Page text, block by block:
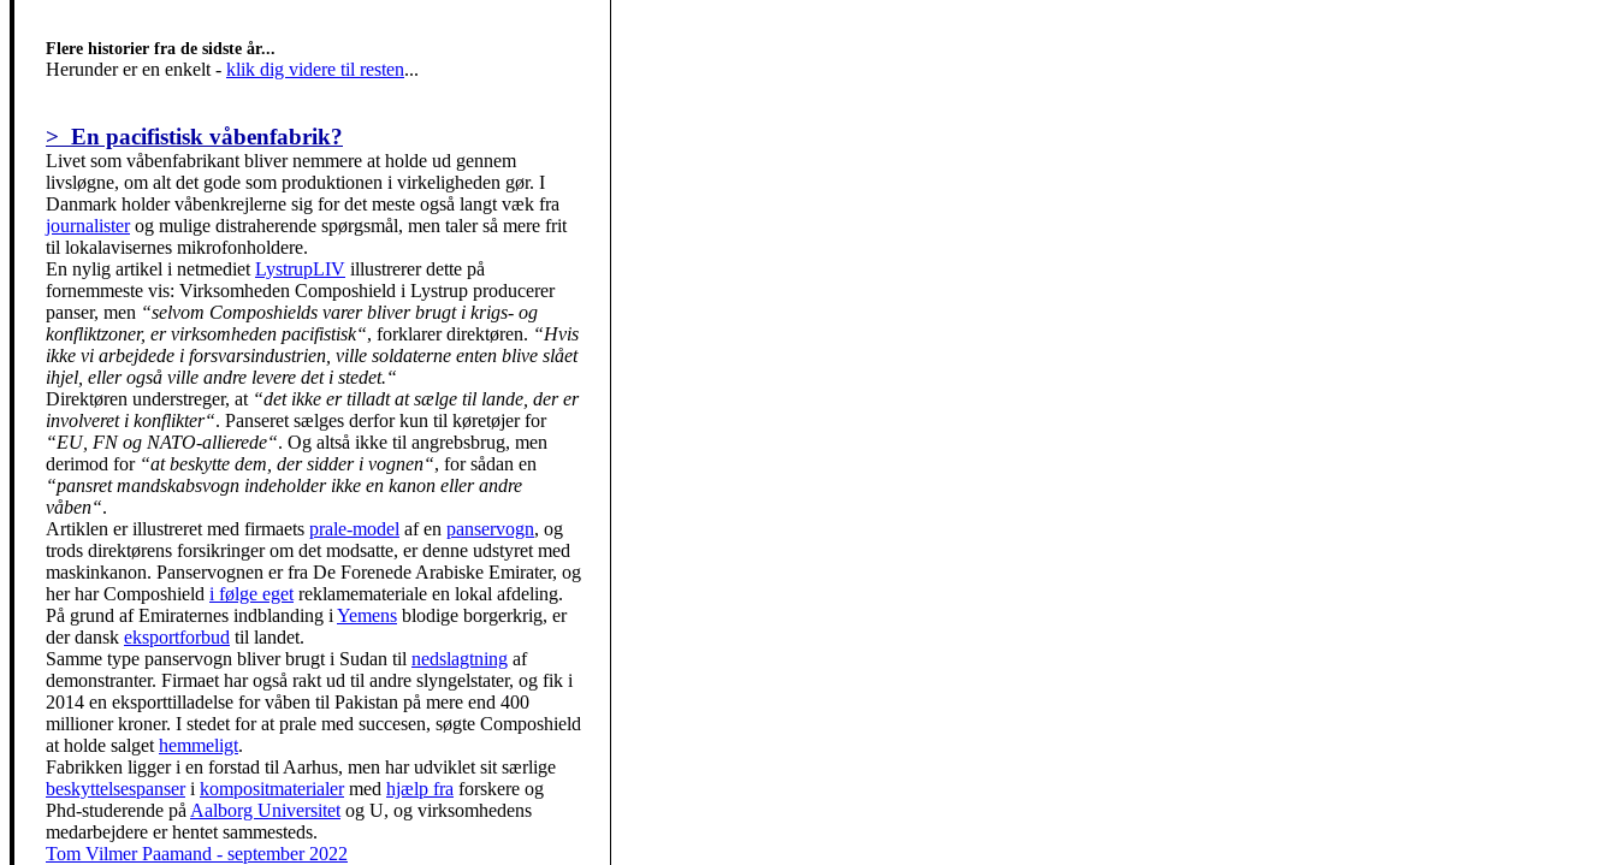
Flere historier fra de sidste år...
Herunder er en enkelt - klik dig videre til resten...
> En pacifistisk våbenfabrik?
Livet som våbenfabrikant bliver nemmere at holde ud gennem
livsløgne, om alt det gode som produktionen i virkeligheden gør. I
Danmark holder våbenkrejlerne sig for det meste også langt væk fra
journalisterog mulige distraherende spørgsmål, men taler så mere frit
til lokalavisernes mikrofonholdere.
En nylig artikel i netmediet LystrupLIV illustrerer dette på
fornemmeste vis: Virksomheden Composhield i Lystrup producerer
panser, men “selvom Composhields varer bliver brugt i krigs- og
konfliktzoner, er virksomheden pacifistisk“, forklarer direktøren. “Hvis
ikke vi arbejdede i forsvarsindustrien, ville soldaterne enten blive slået
ihjel, eller også ville andre levere det i stedet.“
Direktøren understreger, at “det ikke er tilladt at sælge til lande, der er
involveret i konflikter“. Panseret sælges derfor kun til køretøjer for
“EU, FN og NATO-allierede“. Og altså ikke til angrebsbrug, men
derimod for “at beskytte dem, der sidder i vognen“, for sådan en
“pansret mandskabsvogn indeholder ikke en kanon eller andre
våben“.
Artiklen er illustreret med firmaets prale-model af en panservogn, og
trods direktørens forsikringer om det modsatte, er denne udstyret med
maskinkanon. Panservognen er fra De Forenede Arabiske Emirater, og
her har Composhield i følge eget reklamemateriale en lokal afdeling.
På grund af Emiraternes indblanding i Yemens blodige borgerkrig, er
der dansk eksportforbud til landet.
Samme type panservogn bliver brugt i Sudan til nedslagtning af
demonstranter. Firmaet har også rakt ud til andre slyngelstater, og fik i
2014 en eksporttilladelse for våben til Pakistan på mere end 400
millioner kroner. I stedet for at prale med succesen, søgte Composhield
at holde salget hemmeligt.
Fabrikken ligger i en forstad til Aarhus, men har udviklet sit særlige
beskyttelsespanseri kompositmaterialermed hjælp fra forskere og
Phd-studerende på Aalborg Universitet og U, og virksomhedens
medarbejdere er hentet sammesteds.
Tom Vilmer Paamand - september 2022